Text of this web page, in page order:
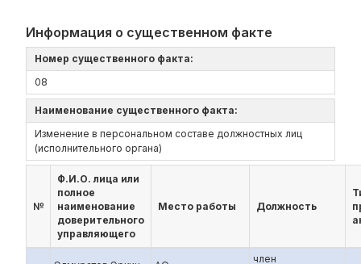
Информация о существенном факте
Номер существенного факта:
08
Наименование существенного факта:
Изменение в персональном составе должностных лиц
(исполнительного органа)
№
Ф.И.О. лица или
полное
наименование
доверительного
управляющего
Место работы Должность
член